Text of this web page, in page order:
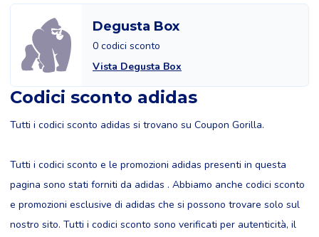
Degusta Box
0 codici sconto
Vista Degusta Box
Codici sconto adidas
Tutti i codici sconto adidas si trovano su Coupon Gorilla.
Tutti i codici sconto e le promozioni adidas presenti in questa
pagina sono stati forniti da adidas . Abbiamo anche codici sconto
e promozioni esclusive di adidas che si possono trovare solo sul
nostro sito. Tutti i codici sconto sono verificati per autenticità, il